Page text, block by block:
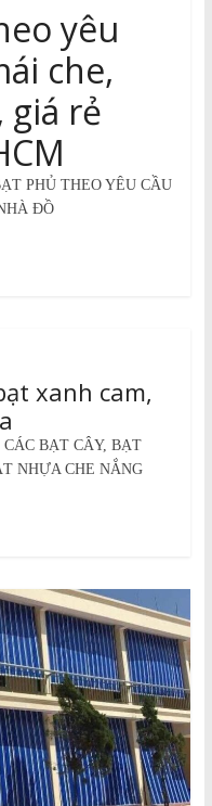
yêu
che,
giá rẻ
PHỦ THEO YÊU CẦU
ĐỒ
xanh cam,
BẠT CÂY, BẠT
NHỰA CHE NẮNG